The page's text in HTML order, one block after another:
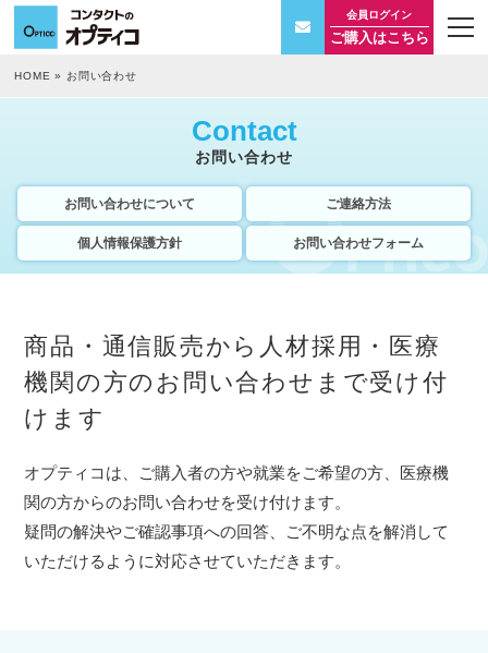
会員ログイン
ご購入はこちら
HOME » お問い合わせ
Contact
お問い合わせ
お問い合わせについて ご連絡方法
個人情報保護方針 お問い合わせフォーム
商品・通信販売から人材採用・医療
機関の方のお問い合わせまで受け付
けます
オプティコは、ご購入者の方や就業をご希望の方、医療機
関の方からのお問い合わせを受け付けます。
疑問の解決やご確認事項への回答、ご不明な点を解消して
いただけるように対応させていただきます。
t
o
g
t
n